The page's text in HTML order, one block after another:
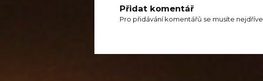
Přidat komentář
Pro přidávání komentářů se musíte nejdříve